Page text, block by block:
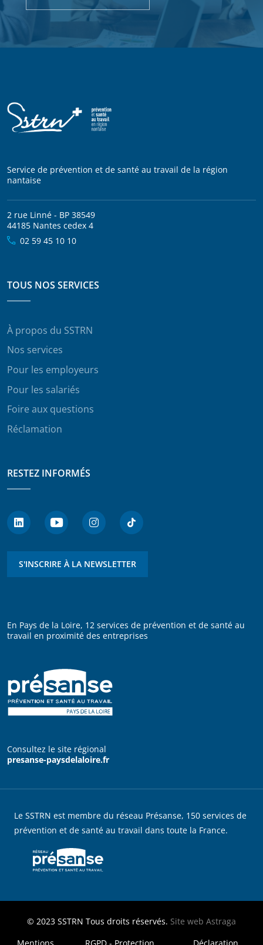
Service de prévention et de santé au travail de la région
nantaise
2 rue Linné - BP 38549
44185 Nantes cedex 4
02 59 45 10 10
TOUS NOS SERVICES
À propos du SSTRN
Nos services
Pour les employeurs
Pour les salariés
Foire aux questions
Réclamation
RESTEZ INFORMÉS
S'INSCRIRE À LA NEWSLETTER
En Pays de la Loire, 12 services de prévention et de santé au
travail en proximité des entreprises
Consultez le site régional
presanse-paysdelaloire.fr
Le SSTRN est membre du réseau Présanse, 150 services de
prévention et de santé au travail dans toute la France.
© 2023 SSTRN Tous droits réservés. Site web Astraga
MENU FOOTER LEGAL